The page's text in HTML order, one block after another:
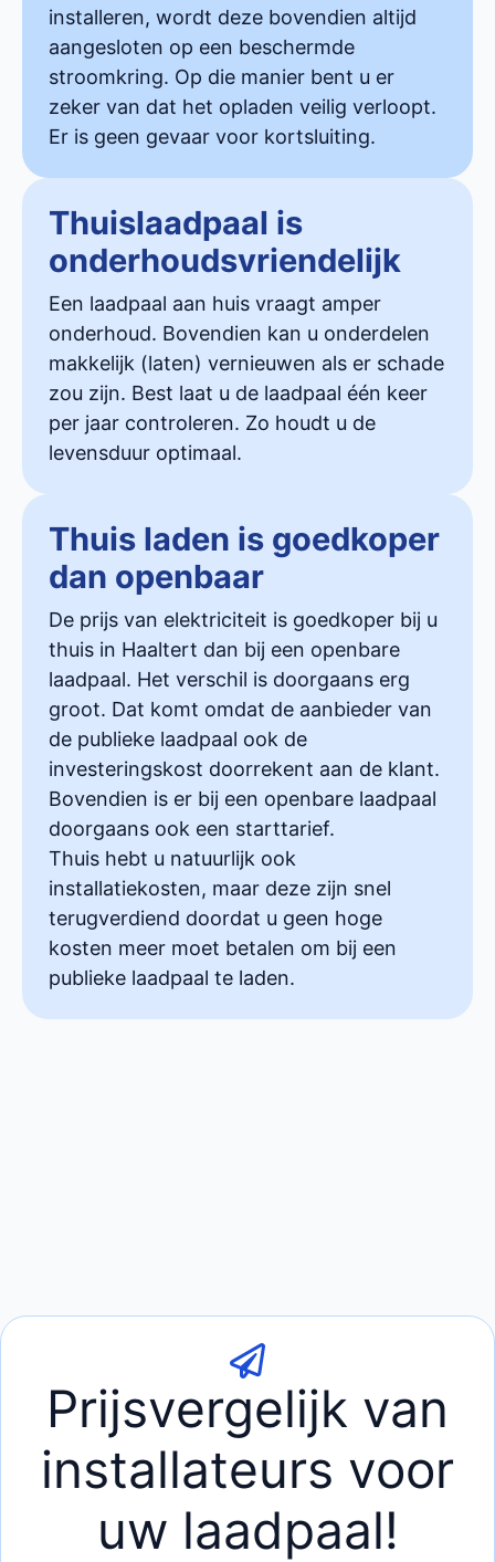
installeren, wordt deze bovendien altijd
aangesloten op een beschermde
stroomkring. Op die manier bent u er
zeker van dat het opladen veilig verloopt.
Er is geen gevaar voor kortsluiting.
Thuislaadpaal is
onderhoudsvriendelijk
Een laadpaal aan huis vraagt amper
onderhoud. Bovendien kan u onderdelen
makkelijk (laten) vernieuwen als er schade
zou zijn. Best laat u de laadpaal één keer
per jaar controleren. Zo houdt u de
levensduur optimaal.
Thuis laden is goedkoper
dan openbaar
De prijs van elektriciteit is goedkoper bij u
thuis in Haaltert dan bij een openbare
laadpaal. Het verschil is doorgaans erg
groot. Dat komt omdat de aanbieder van
de publieke laadpaal ook de
investeringskost doorrekent aan de klant.
Bovendien is er bij een openbare laadpaal
doorgaans ook een starttarief.
Thuis hebt u natuurlijk ook
installatiekosten, maar deze zijn snel
terugverdiend doordat u geen hoge
kosten meer moet betalen om bij een
publieke laadpaal te laden.
Prijsvergelijk van
installateurs voor
uw laadpaal!